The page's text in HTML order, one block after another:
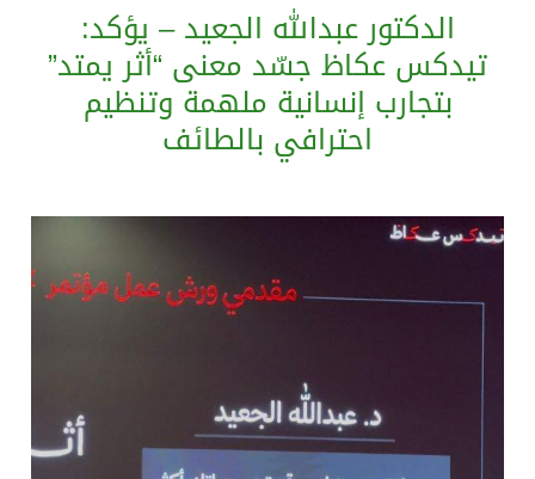
الرئيس عبد الفتاح السيسى يستقبل ملك البحرين
الدكتور عبدالله الجعيد – يؤكد:
تيدكس عكاظ جسّد معنى “أثر يمتد”
بتجارب إنسانية ملهمة وتنظيم
احترافي بالطائف